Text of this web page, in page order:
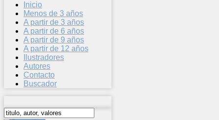
Inicio
Menos de 3 años
A partir de 3 años
A partir de 6 años
A partir de 9 años
A partir de 12 años
Ilustradores
Autores
Contacto
Buscador